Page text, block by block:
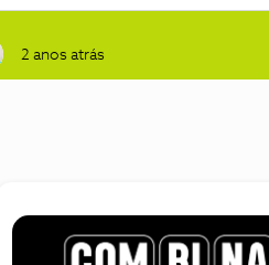
2 anos atrás